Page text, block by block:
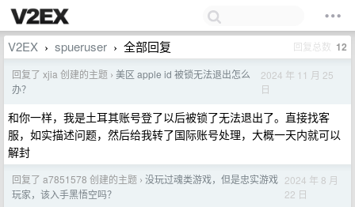
V2EX › spueruser › 全部回复 回复总数 12
回复了 xjia 创建的主题 › 美区 apple id 被锁无法退出怎么
办？
2024 年 11 月 25
日
和你一样，我是土耳其账号登了以后被锁了无法退出了。直接找客
服，如实描述问题，然后给我转了国际账号处理，大概一天内就可以
解封
回复了 a7851578 创建的主题 › 没玩过魂类游戏，但是忠实游戏
玩家，该入手黑悟空吗？
2024 年 8 月
22 日